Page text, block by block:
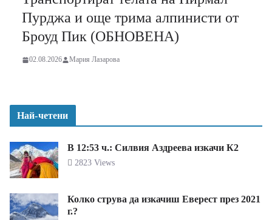
Пурджа и още трима алпинисти от
Броуд Пик (ОБНОВЕНА)
02.08.2026 Мария Лазарова
Най-четени
В 12:53 ч.: Силвия Аздреева изкачи К2
2823 Views
Колко струва да изкачиш Еверест през 2021
г.?